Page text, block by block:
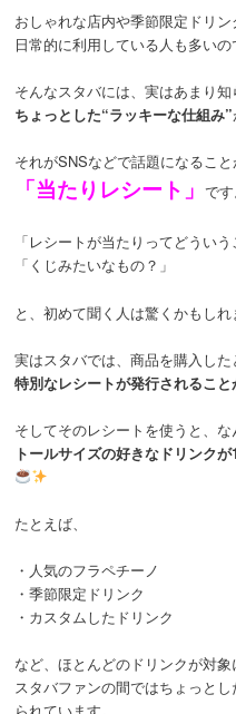
おしゃれな店内や季節限定ドリン
日常的に利用している人も多いの
そんなスタバには、実はあまり
ちょっとした“ラッキーな仕組み”
それがSNSなどで話題になるこ
「当たりレシート」です
「レシートが当たりってどういう
「くじみたいなもの？」
と、初めて聞く人は驚くかもしれ
実はスタバでは、商品を購入した
特別なレシートが発行されること
そしてそのレシートを使うと、
トールサイズの好きなドリンク
たとえば、
・人気のフラペチーノ
・季節限定ドリンク
・カスタムしたドリンク
など、ほとんどのドリンクが対象
スタバファンの間ではちょっと